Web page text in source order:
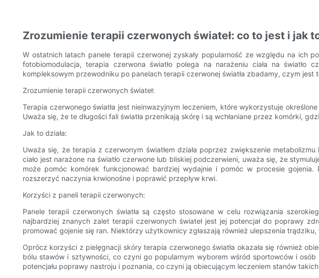
Zrozumienie terapii czerwonych świateł: co to jest i jak
W ostatnich latach panele terapii czerwonej zyskały popularność ze względu na ich
fotobiomodulacja, terapia czerwona światło polega na narażeniu ciała na
kompleksowym przewodniku po panelach terapii czerwonej światła zbadamy, czym
Zrozumienie terapii czerwonych świateł:
Terapia czerwonego światła jest nieinwazyjnym leczeniem, które wykorzystuje
Uważa się, że te długości fali światła przenikają skórę i są wchłaniane przez komórki,
Jak to działa:
Uważa się, że terapia z czerwonym światłem działa poprzez zwiększenie
ciało jest narażone na światło czerwone lub bliskiej podczerwieni, uważa się, że
może pomóc komórek funkcjonować bardziej wydajnie i pomóc w procesie
rozszerzyć naczynia krwionośne i poprawić przepływ krwi.
Korzyści z paneli terapii czerwonych:
Panele terapii czerwonych światła są często stosowane w celu rozwiązania
najbardziej znanych zalet terapii czerwonych świateł jest jej potencjał do poprawy
promować gojenie się ran. Niektórzy użytkownicy zgłaszają również ulepszenia
Oprócz korzyści z pielęgnacji skóry terapia czerwonego światła okazała się również
bólu stawów i sztywności, co czyni go popularnym wyborem wśród sportowców i
potencjału poprawy nastroju i poznania, co czyni ją obiecującym leczeniem stanów